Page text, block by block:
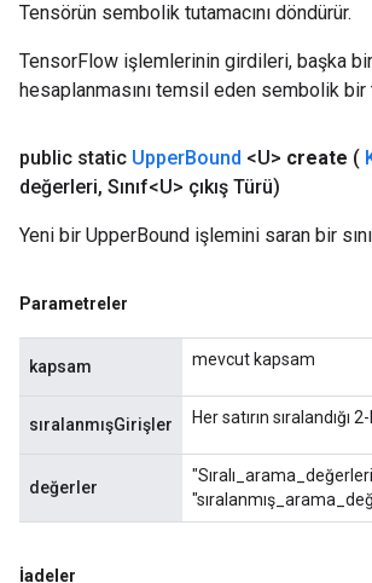
Tensörün sembolik tutamacını döndürür.
TensorFlow işlemlerinin girdileri, başka
hesaplanmasını temsil eden sembolik bir
public static UpperBound <U> create (
değerleri, Sınıf<U> çıkış Türü)
Yeni bir UpperBound işlemini saran bir
Parametreler
kapsam mevcut kapsam
sıralanmışGirişler Her satırın sıralandığı
değerler
İadeler